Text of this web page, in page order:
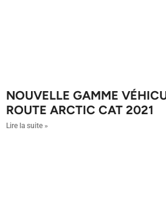
NOUVELLE GAMME
ROUTE ARCTIC CAT 2021
Lire la suite »